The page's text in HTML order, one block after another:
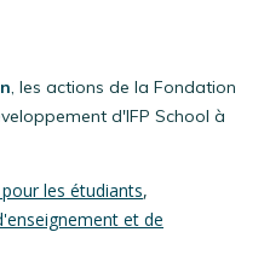
, les actions de la Fondation
d'IFP School à
les étudiants,
et de